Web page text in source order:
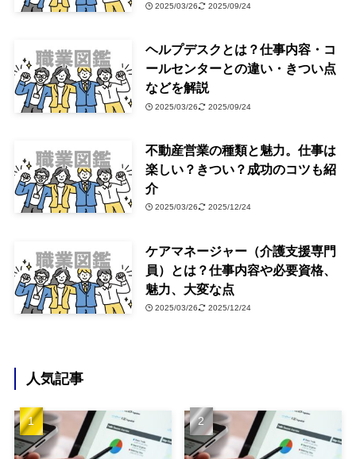
2025/03/26 2025/09/24
ヘルプデスクとは？仕事内容・コ
ールセンターとの違い・きつい点
などを解説
2025/03/26 2025/09/24
不動産営業の種類と魅力。仕事は
楽しい？きつい？成功のコツも紹
介
2025/03/26 2025/12/24
ケアマネージャー（介護支援専門
員）とは？仕事内容や必要資格、
魅力、大変な点
2025/03/26 2025/12/24
人気記事